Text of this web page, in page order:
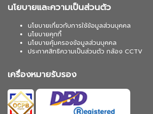
นโยบายและความเป็นส่วนตัว
นโยบายเกี่ยวกับการใช้ข้อมูลส่วนบุคคล
นโยบายคุกกี้
นโยบายคุ้มครองข้อมูลส่วนบุคคล
ประกาศสิทธิความเป็นส่วนตัว กล้อง CCTV
เครื่องหมายรับรอง